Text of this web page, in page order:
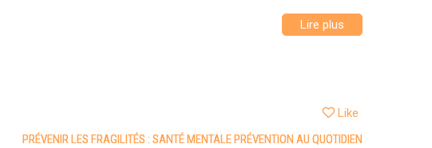
Lire plus
Like
PRÉVENIR LES FRAGILITÉS : SANTÉ MENTALE PRÉVENTION AU QUOTIDIEN